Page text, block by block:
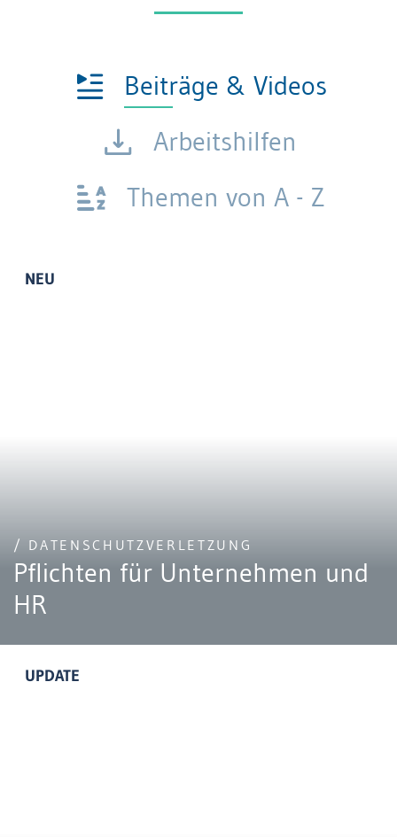
Beiträge & Videos
Arbeitshilfen
Themen von A - Z
NEU
/ DATENSCHUTZVERLETZUNG
Pflichten für Unternehmen und
HR
UPDATE